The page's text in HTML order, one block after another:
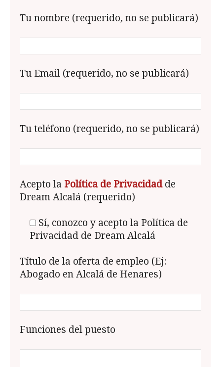
Tu nombre (requerido, no se publicará)
Tu Email (requerido, no se publicará)
Tu teléfono (requerido, no se publicará)
Acepto la Política de Privacidadde
Dream Alcalá (requerido)
Sí, conozco y acepto la Política de
Privacidad de Dream Alcalá
Título de la oferta de empleo (Ej:
Abogado en Alcalá de Henares)
Funciones del puesto